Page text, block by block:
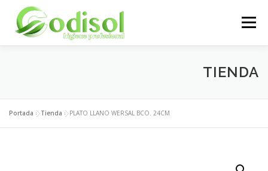
contenido
Menú
ÁREA CLIENTES CONTACTO
TIENDA
Portada »Tienda »PLATO LLANO WERSAL BCO. 24CM